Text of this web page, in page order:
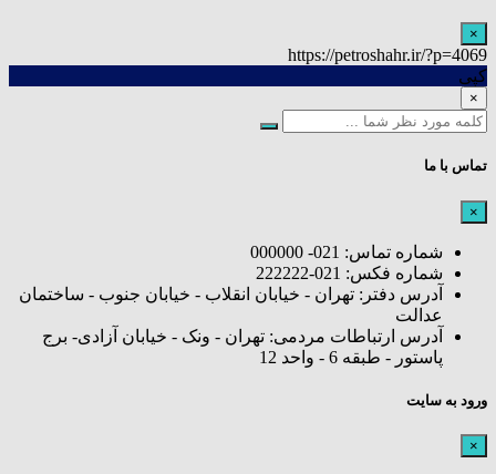
×
https://petroshahr.ir/?p=4069
کپی
×
تماس با ما
×
شماره تماس: 021- 000000
شماره فکس: 021-222222
آدرس دفتر: تهران - خیابان انقلاب - خیابان جنوب - ساختمان
عدالت
آدرس ارتباطات مردمی: تهران - ونک - خیابان آزادی- برج
پاستور - طبقه 6 - واحد 12
ورود به سایت
×